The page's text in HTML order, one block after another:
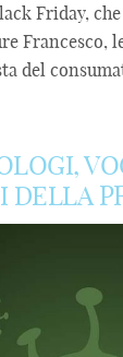
Friday,
Francesco,
del
DELLA